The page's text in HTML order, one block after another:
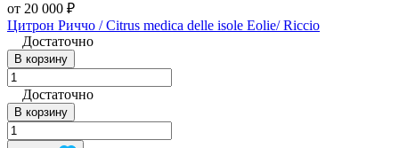
от 20 000 ₽
Цитрон Риччо / Citrus medica delle isole Eolie/ Riccio
Достаточно
В корзину
Достаточно
В корзину